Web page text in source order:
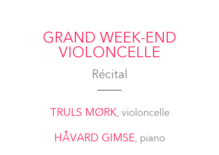
GRAND WEEK-END
VIOLONCELLE
Récital
TRULS MØRK, violoncelle
HÅVARD GIMSE, piano